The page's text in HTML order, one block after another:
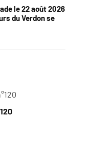
le 22 août 2026
du Verdon se